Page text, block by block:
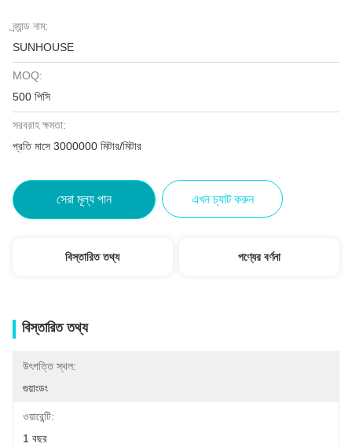
ব্র্যান্ড নাম:
SUNHOUSE
MOQ:
500 পিসি
সরবরাহ ক্ষমতা:
প্রতি মাসে 3000000 মিটার/মিটার
সেরা মূল্য পান এখন চ্যাট করুন
বিস্তারিত তথ্য পণ্যের বর্ণনা
বিস্তারিত তথ্য
উৎপত্তি স্থল:
গুয়াংডং
ওয়ারেন্টি:
1 বছর